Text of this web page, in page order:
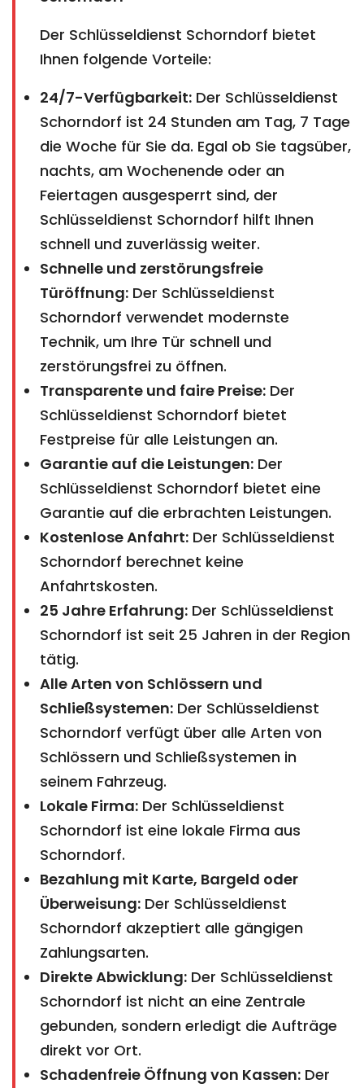
Der Schlüsseldienst Schorndorf bietet
Ihnen folgende Vorteile:
24/7-Verfügbarkeit: Der Schlüsseldienst
Schorndorf ist 24 Stunden am Tag, 7 Tage
die Woche für Sie da. Egal ob Sie tagsüber,
nachts, am Wochenende oder an
Feiertagen ausgesperrt sind, der
Schlüsseldienst Schorndorf hilft Ihnen
schnell und zuverlässig weiter.
Schnelle und zerstörungsfreie
Türöffnung: Der Schlüsseldienst
Schorndorf verwendet modernste
Technik, um Ihre Tür schnell und
zerstörungsfrei zu öffnen.
Transparente und faire Preise: Der
Schlüsseldienst Schorndorf bietet
Festpreise für alle Leistungen an.
Garantie auf die Leistungen: Der
Schlüsseldienst Schorndorf bietet eine
Garantie auf die erbrachten Leistungen.
Kostenlose Anfahrt: Der Schlüsseldienst
Schorndorf berechnet keine
Anfahrtskosten.
25 Jahre Erfahrung: Der Schlüsseldienst
Schorndorf ist seit 25 Jahren in der Region
tätig.
Alle Arten von Schlössern und
Schließsystemen: Der Schlüsseldienst
Schorndorf verfügt über alle Arten von
Schlössern und Schließsystemen in
seinem Fahrzeug.
Lokale Firma: Der Schlüsseldienst
Schorndorf ist eine lokale Firma aus
Schorndorf.
Bezahlung mit Karte, Bargeld oder
Überweisung: Der Schlüsseldienst
Schorndorf akzeptiert alle gängigen
Zahlungsarten.
Direkte Abwicklung: Der Schlüsseldienst
Schorndorf ist nicht an eine Zentrale
gebunden, sondern erledigt die Aufträge
direkt vor Ort.
Schadenfreie Öffnung von Kassen: Der